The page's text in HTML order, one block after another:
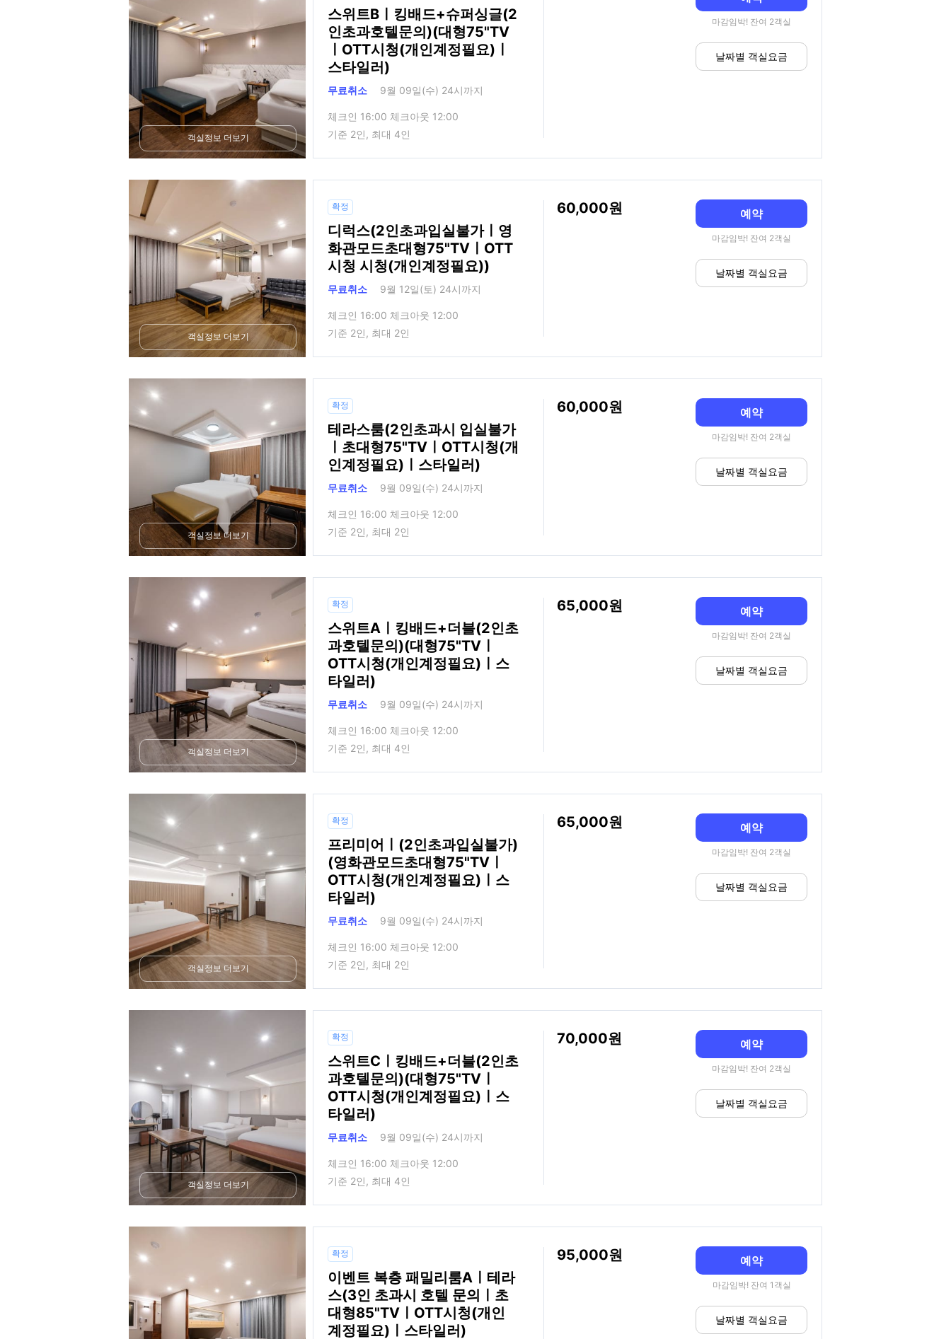
객실정보 더보기
스위트Bㅣ킹배드+슈퍼싱글(2
인초과호텔문의)(대형75"TV
ㅣOTT시청(개인계정필요)ㅣ
스타일러)
무료취소 9월 09일(수) 24시까지
체크인 16:00 체크아웃 12:00
기준 2인, 최대 4인
마감임박! 잔여 2객실
날짜별 객실요금
객실정보 더보기
확정
디럭스(2인초과입실불가ㅣ영
화관모드초대형75"TVㅣOTT
시청 시청(개인계정필요))
무료취소 9월 12일(토) 24시까지
체크인 16:00 체크아웃 12:00
기준 2인, 최대 2인
60,000 예약
마감임박! 잔여 2객실
날짜별 객실요금
객실정보 더보기
확정
테라스룸(2인초과시 입실불가
ㅣ초대형75"TVㅣOTT시청(개
인계정필요)ㅣ스타일러)
무료취소 9월 09일(수) 24시까지
체크인 16:00 체크아웃 12:00
기준 2인, 최대 2인
60,000 예약
마감임박! 잔여 2객실
날짜별 객실요금
객실정보 더보기
확정
스위트Aㅣ킹배드+더블(2인초
과호텔문의)(대형75"TVㅣ
OTT시청(개인계정필요)ㅣ스
타일러)
무료취소 9월 09일(수) 24시까지
체크인 16:00 체크아웃 12:00
기준 2인, 최대 4인
65,000 예약
마감임박! 잔여 2객실
날짜별 객실요금
객실정보 더보기
확정
프리미어ㅣ(2인초과입실불가)
(영화관모드초대형75"TVㅣ
OTT시청(개인계정필요)ㅣ스
타일러)
무료취소 9월 09일(수) 24시까지
체크인 16:00 체크아웃 12:00
기준 2인, 최대 2인
65,000 예약
마감임박! 잔여 2객실
날짜별 객실요금
객실정보 더보기
확정
스위트Cㅣ킹배드+더블(2인초
과호텔문의)(대형75"TVㅣ
OTT시청(개인계정필요)ㅣ스
타일러)
무료취소 9월 09일(수) 24시까지
체크인 16:00 체크아웃 12:00
기준 2인, 최대 4인
70,000 예약
마감임박! 잔여 2객실
날짜별 객실요금
확정
이벤트 복층 패밀리룸Aㅣ테라
스(3인 초과시 호텔 문의ㅣ초
대형85"TVㅣOTT시청(개인
계정필요)ㅣ스타일러)
95,000 예약
마감임박! 잔여 1객실
날짜별 객실요금